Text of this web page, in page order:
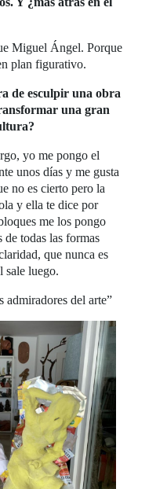
Miguel Ángel. Porque
plan figurativo.
de esculpir una obra
una gran
yo me pongo el
unos días y me gusta
no es cierto pero la
y ella te dice por
me los pongo
todas las formas
que nunca es
sale luego.
admiradores del arte”